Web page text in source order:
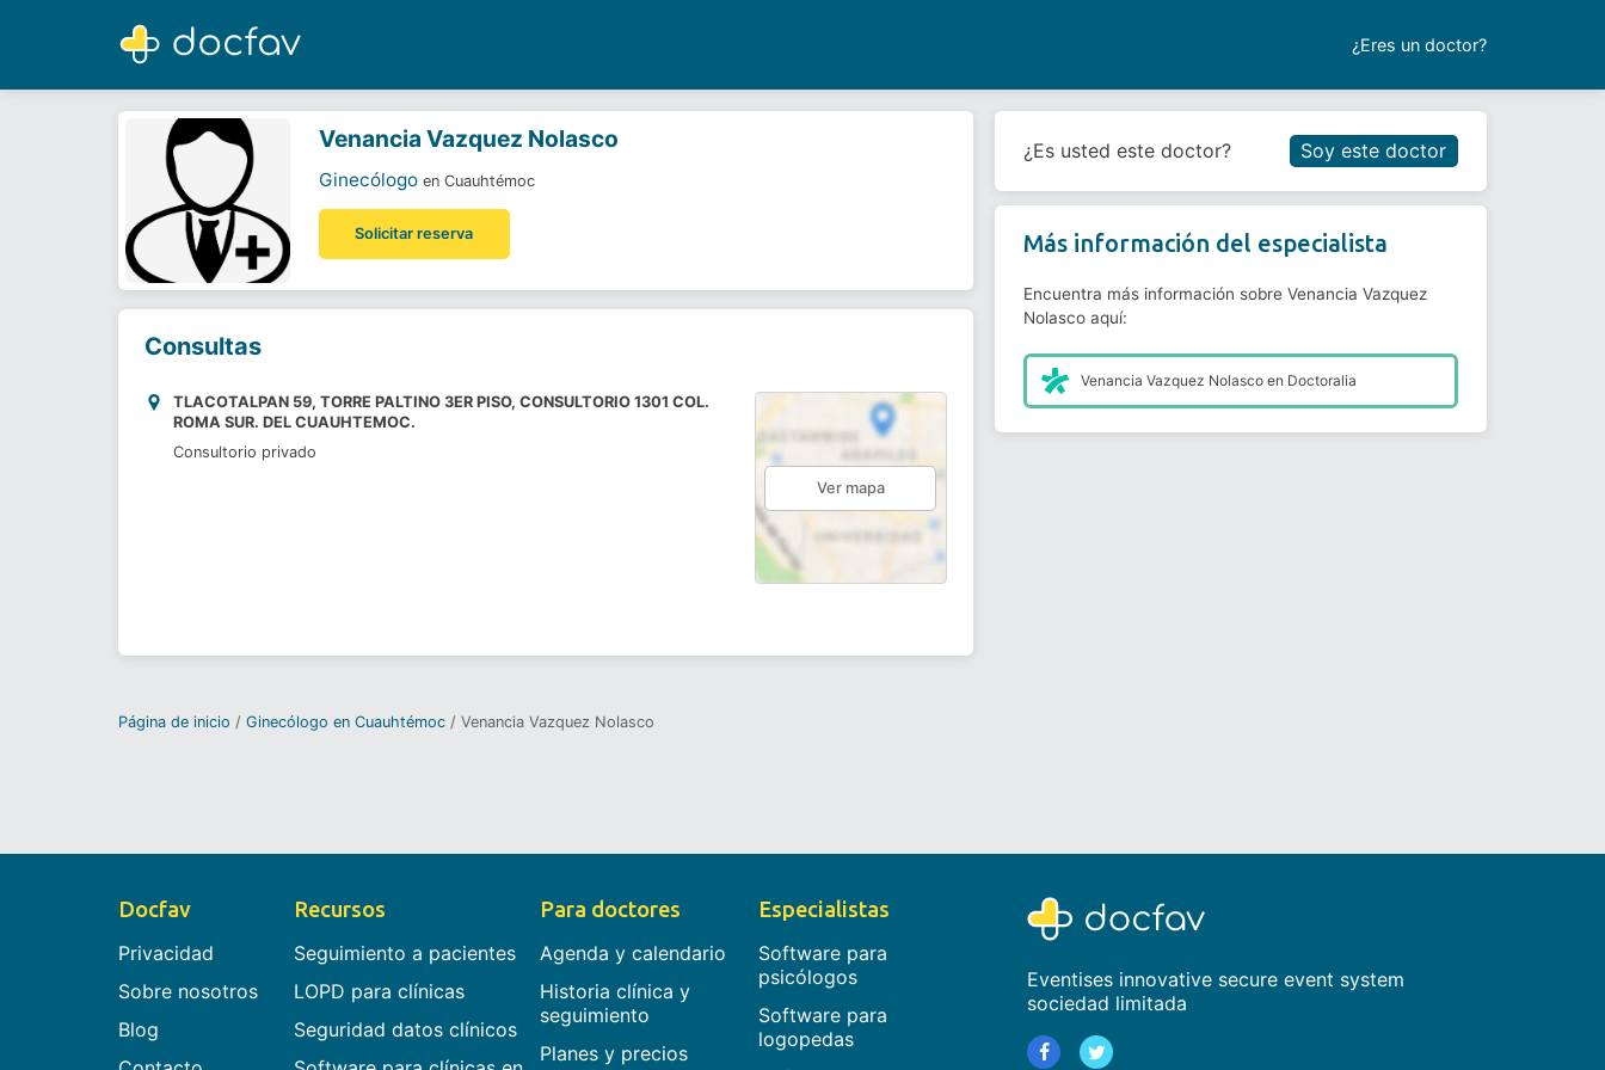
¿Eres un doctor?
Venancia Vazquez Nolasco
Ginecólogo
Reservar cita
Venancia Vazquez Nolasco
Ginecólogo en Cuauhtémoc
Solicitar reserva
Consultas
TLACOTALPAN 59, TORRE PALTINO 3ER PISO, CONSULTORIO 1301 COL.
ROMA SUR. DEL CUAUHTEMOC.
Consultorio privado
Ver mapa
¿Es usted este doctor? Soy este doctor
Más información del especialista
Encuentra más información sobre Venancia Vazquez
Nolasco aquí:
Venancia Vazquez Nolasco en Doctoralia
Página de inicio Ginecólogo en Cuauhtémoc Venancia Vazquez Nolasco
Docfav
Privacidad
Sobre nosotros
Blog
Recursos
Seguimiento a pacientes
LOPD para clínicas
Seguridad datos clínicos
Para doctores
Agenda y calendario
Historia clínica y
seguimiento
Planes y precios
Especialistas
Software para
psicólogos
Software para
logopedas
Eventises innovative secure event system
sociedad limitada